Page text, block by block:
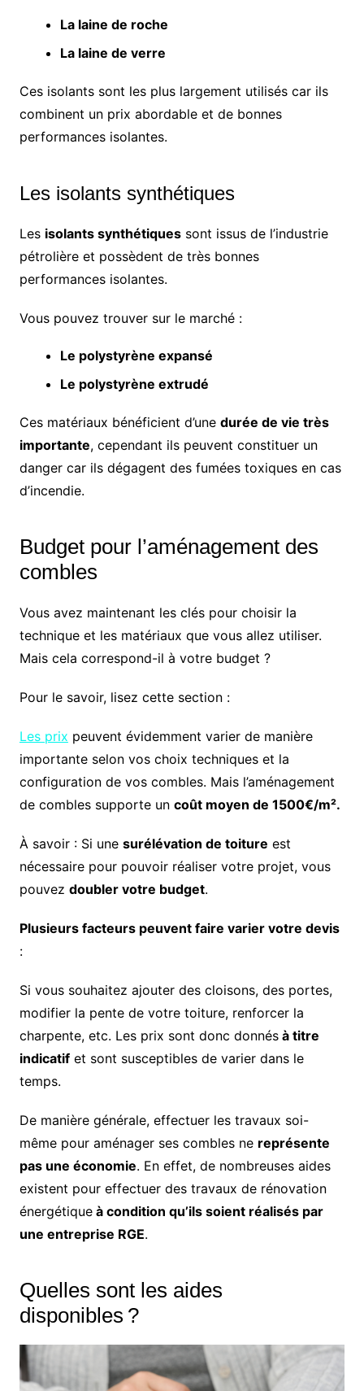
La laine de roche
La laine de verre
Ces isolants sont les plus largement utilisés car ils
combinent un prix abordable et de bonnes
performances isolantes.
Les isolants synthétiques
Les isolants synthétiquessont issus de l’industrie
pétrolière et possèdent de très bonnes
performances isolantes.
Vous pouvez trouver sur le marché :
Le polystyrène expansé
Le polystyrène extrudé
Ces matériaux bénéficient d’une durée de vie très
importante, cependant ils peuvent constituer un
danger car ils dégagent des fumées toxiques en cas
d’incendie.
Budget pour l’aménagement des
combles
Vous avez maintenant les clés pour choisir la
technique et les matériaux que vous allez utiliser.
Mais cela correspond-il à votre budget ?
Pour le savoir, lisez cette section :
Les prix peuvent évidemment varier de manière
importante selon vos choix techniques et la
configuration de vos combles. Mais l’aménagement
de combles supporte un coût moyen de 1500€/m².
À savoir : Si une surélévation de toiture est
nécessaire pour pouvoir réaliser votre projet, vous
pouvez doubler votre budget.
Plusieurs facteurs peuvent faire varier votre devis
:
Si vous souhaitez ajouter des cloisons, des portes,
modifier la pente de votre toiture, renforcer la
charpente, etc. Les prix sont donc donnésà titre
indicatifet sont susceptibles de varier dans le
temps.
De manière générale, effectuer les travaux soi-
même pour aménager ses combles ne représente
pas une économie. En effet, de nombreuses aides
existent pour effectuer des travaux de rénovation
énergétiqueà condition qu’ils soient réalisés par
une entreprise RGE.
Quelles sont les aides
disponibles ?